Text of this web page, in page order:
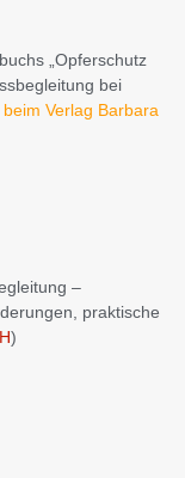
„Opferschutz
bei
Verlag Barbara
–
praktische
)